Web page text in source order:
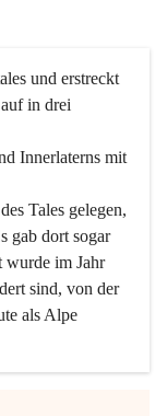
und erstreckt
in drei
Innerlaterns mit
Tales gelegen,
gab dort sogar
wurde im Jahr
sind, von der
als Alpe